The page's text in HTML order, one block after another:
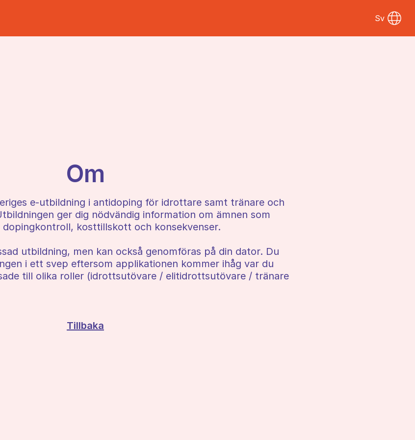
Sv
Om
e-utbildning i antidoping för idrottare samt tränare och
ger dig nödvändig information om ämnen som
kosttillskott och konsekvenser.
utbildning, men kan också genomföras på din dator. Du
i ett svep eftersom applikationen kommer ihåg var du
till olika roller (idrottsutövare / elitidrottsutövare / tränare
Tillbaka